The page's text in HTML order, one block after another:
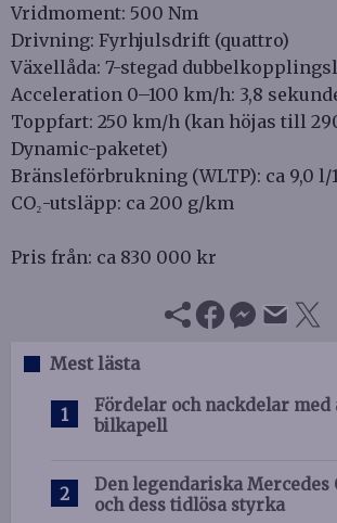
Vridmoment: 500 Nm
Drivning: Fyrhjulsdrift (quattro)
Växellåda: 7-stegad
Acceleration 0–100 km/h: 3,8
Toppfart: 250 km/h (kan höjas till
Dynamic-paketet)
Bränsleförbrukning (WLTP): ca 9,0 l/
CO₂-utsläpp: ca 200 g/km
Pris från: ca 830 000 kr
Mest lästa
Fördelar och nackdelar med
bilkapell
Den legendariska Mercedes
och dess tidlösa styrka